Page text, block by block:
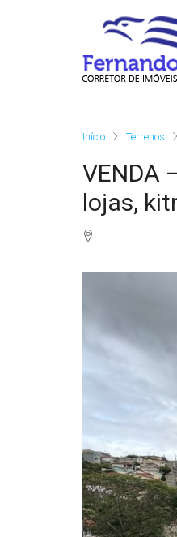
Início Terrenos
VENDA
lojas,